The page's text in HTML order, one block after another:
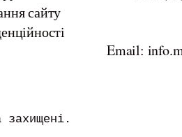
сайту
захищені.
Email: